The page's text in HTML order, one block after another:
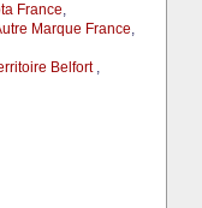
France,
Marque France,
Belfort,